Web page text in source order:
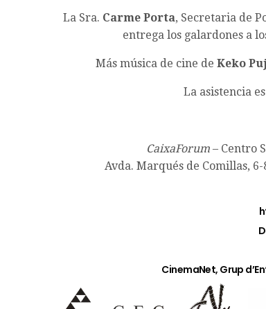
La Sra. Carme Porta, Secretaria de
entrega los galardones a
Más música de cine de Keko
La asistencia
CaixaForum– Centro
Avda. Marqués de Comillas,
CinemaNet, Grup